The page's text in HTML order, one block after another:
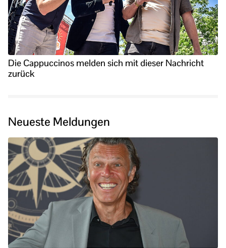
Die Cappuccinos melden sich mit dieser Nachricht
zurück
Neueste Meldungen